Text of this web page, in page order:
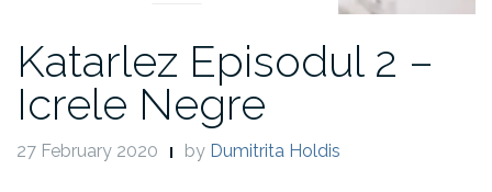
Katarlez Episodul 2 –
Icrele Negre
27 February 2020 by Dumitrita Holdis